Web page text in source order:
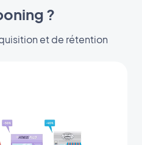
?
et de rétention